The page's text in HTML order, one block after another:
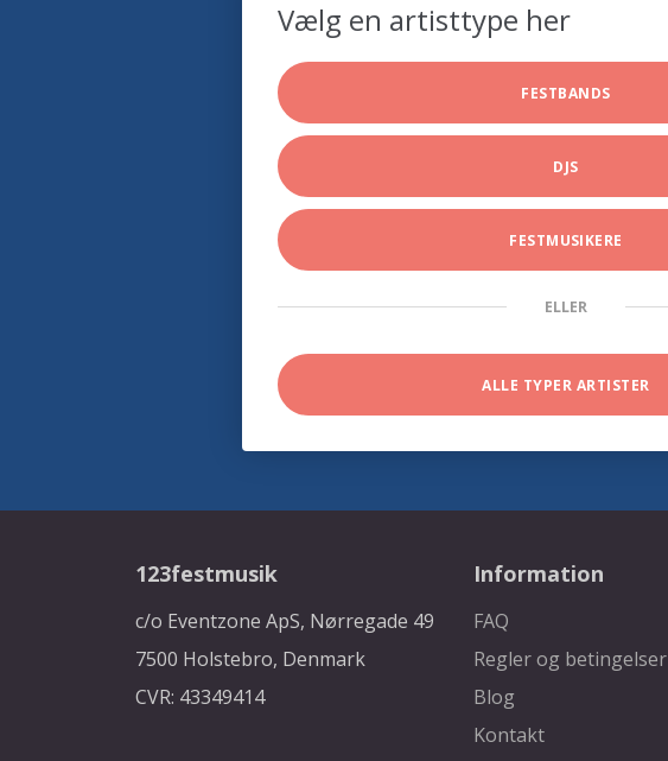
Vælg en artisttype her
FESTBANDS
DJS
FESTMUSIKERE
ELLER
ALLE TYPER ARTISTER
123festmusik
c/o Eventzone ApS, Nørregade 49
7500 Holstebro, Denmark
CVR: 43349414
Information
FAQ
Regler og betingelser
Blog
Kontakt